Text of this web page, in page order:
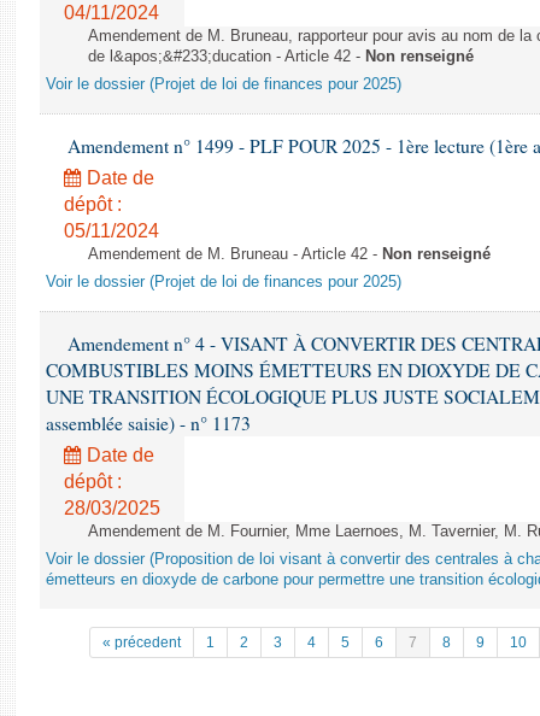
04/11/2024
Amendement de M. Bruneau, rapporteur pour avis au nom de
de l&apos;&#233;ducation - Article 42 - Non renseigné
Voir le dossier (Projet de loi de finances pour 2025)
Amendement n° 1499 - PLF POUR 2025 - 1ère lecture (1ère
Date de
dépôt :
05/11/2024
Amendement de M. Bruneau - Article 42 - Non renseigné
Voir le dossier (Projet de loi de finances pour 2025)
Amendement n° 4 - VISANT À CONVERTIR DES
COMBUSTIBLES MOINS ÉMETTEURS EN DIOXYDE DE
UNE TRANSITION ÉCOLOGIQUE PLUS JUSTE
assemblée saisie) - n° 1173
Date de
dépôt :
28/03/2025
Amendement de M. Fournier, Mme Laernoes, M. Tavernier, M.
Voir le dossier (Proposition de loi visant à convertir des centrales à
émetteurs en dioxyde de carbone pour permettre une transition
« précedent 1 2 3 4 5 6 7 8 9 10